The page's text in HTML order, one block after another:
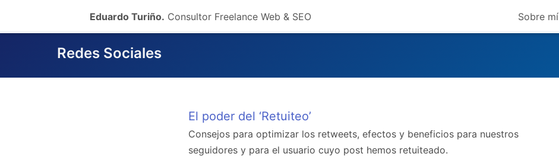
Eduardo Turiño. Consultor Freelance Web & SEO Sobre mí
Redes Sociales
El poder del ‘Retuiteo’
Consejos para optimizar los retweets, efectos y beneficios para nuestros
seguidores y para el usuario cuyo post hemos retuiteado.